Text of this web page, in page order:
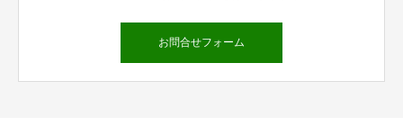
お問合せフォーム